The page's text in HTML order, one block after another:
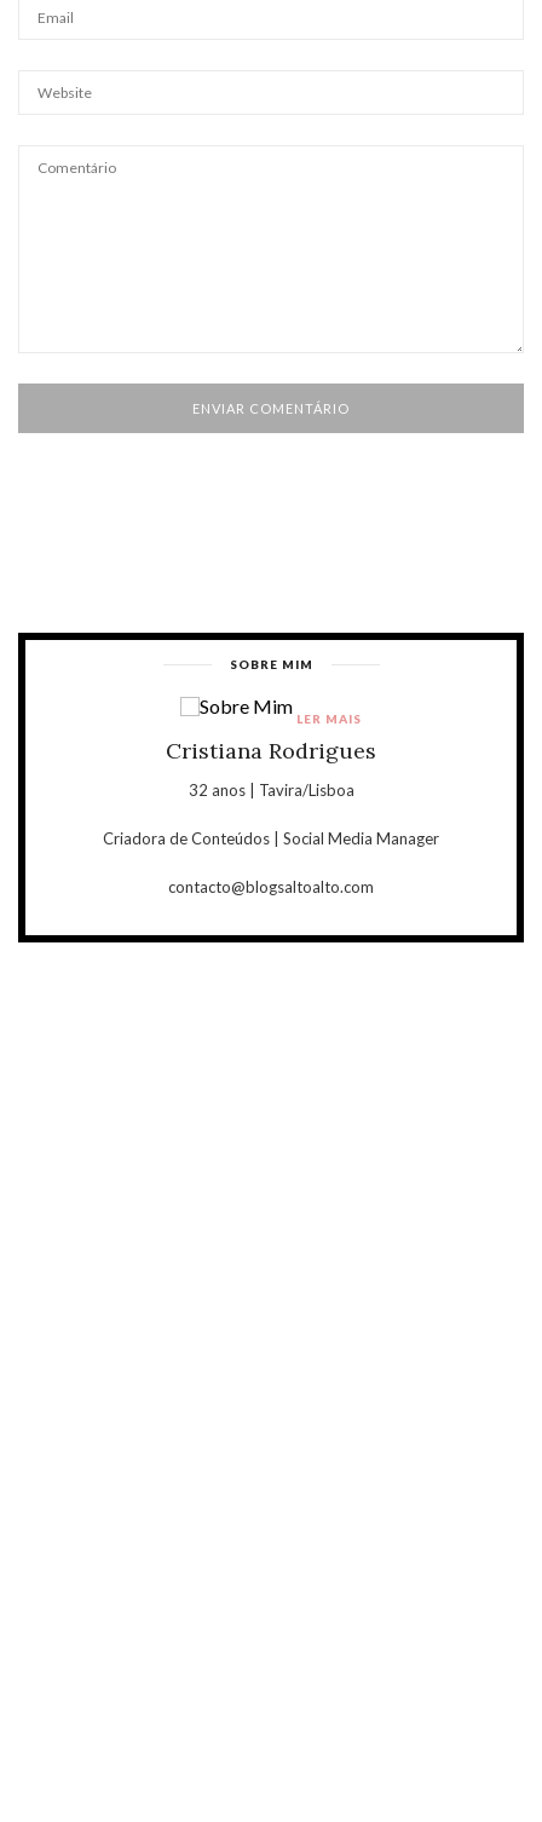
SOBRE MIM
Cristiana Rodrigues
32 anos | Tavira/Lisboa
Criadora de Conteúdos | Social Media Manager
contacto@blogsaltoalto.com
LER MAIS